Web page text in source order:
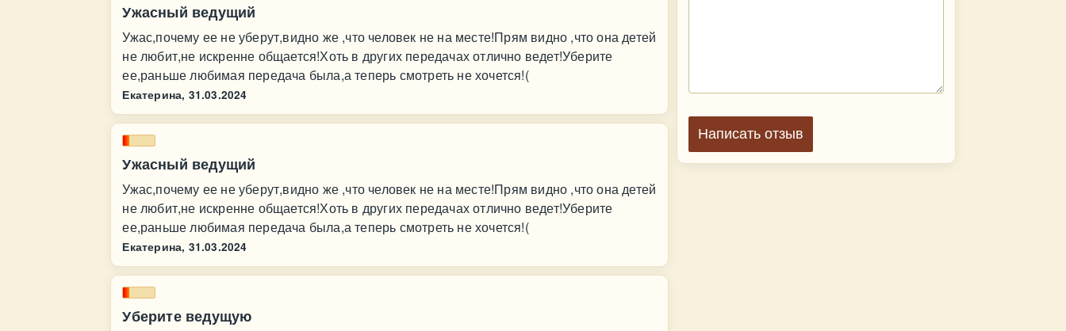
Ужасный ведущий
Ужас,почему ее не уберут,видно же ,что человек не на месте!Прям видно ,что она детей
не любит,не искренне общается!Хоть в других передачах отлично ведет!Уберите
ее,раньше любимая передача была,а теперь смотреть не хочется!(
Екатерина, 31.03.2024
Ужасный ведущий
Ужас,почему ее не уберут,видно же ,что человек не на месте!Прям видно ,что она детей
не любит,не искренне общается!Хоть в других передачах отлично ведет!Уберите
ее,раньше любимая передача была,а теперь смотреть не хочется!(
Екатерина, 31.03.2024
Уберите ведущую
Написать отзыв